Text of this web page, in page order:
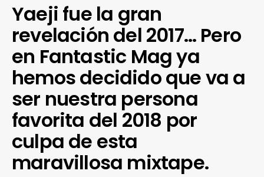
Yaeji fue la gran
revelación del 2017… Pero
en Fantastic Mag ya
hemos decidido que va a
ser nuestra persona
favorita del 2018 por
culpa de esta
maravillosa mixtape.